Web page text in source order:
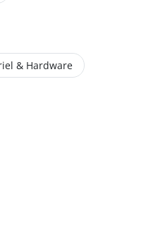
& Hardware